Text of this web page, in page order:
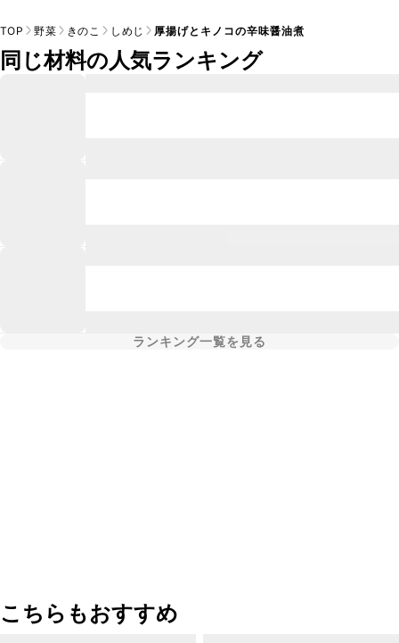
TOP 野菜 きのこ しめじ 厚揚げとキノコの辛味醤油煮
同じ材料の人気ランキング
ランキング一覧を見る
こちらもおすすめ